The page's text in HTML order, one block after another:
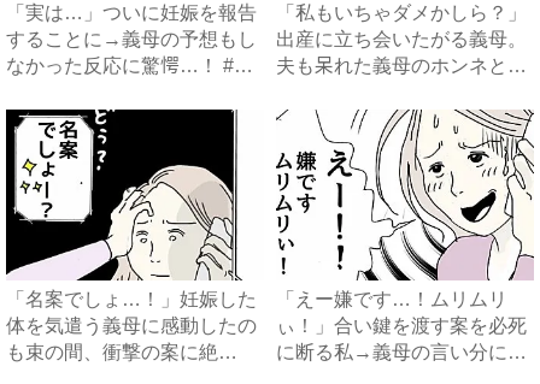
「実は…」ついに妊娠を報告
することに→義母の予想もし
なかった反応に驚愕…！ #
「私もいちゃダメかしら？」
出産に立ち会いたがる義母。
夫も呆れた義母のホンネと
「名案でしょ…！」妊娠した
体を気遣う義母に感動したの
も束の間、衝撃の案に絶
「えー嫌です…！ムリムリ
ぃ！」合い鍵を渡す案を必死
に断る私→義母の言い分にあ